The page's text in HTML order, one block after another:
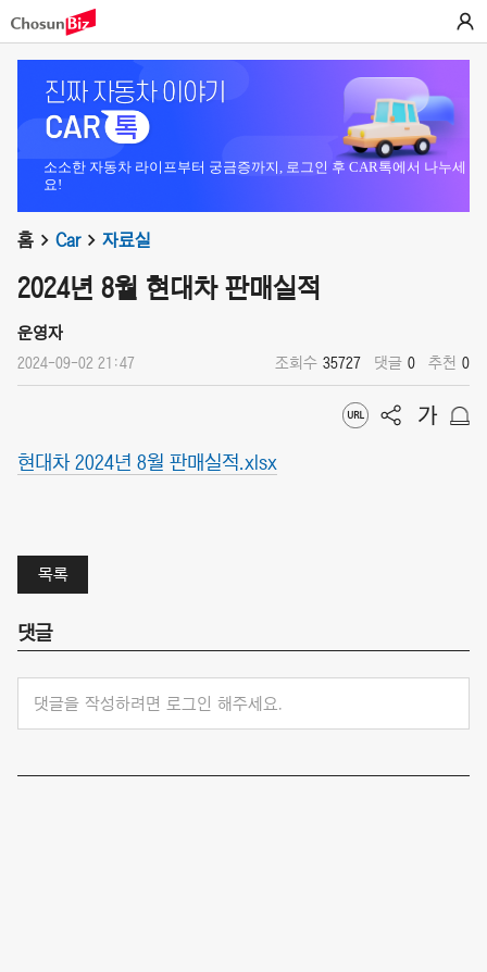
소소한 자동차 라이프부터 궁금증까지, 로그인 후 CAR톡에서 나누세
요!
홈 Car 자료실
2024년 8월 현대차 판매실적
운영자
2024-09-02 21:47 조회수 35727 댓글 0 추천 0
현대차 2024년 8월 판매실적.xlsx
목록
댓글
댓글을 작성하려면 로그인 해주세요.